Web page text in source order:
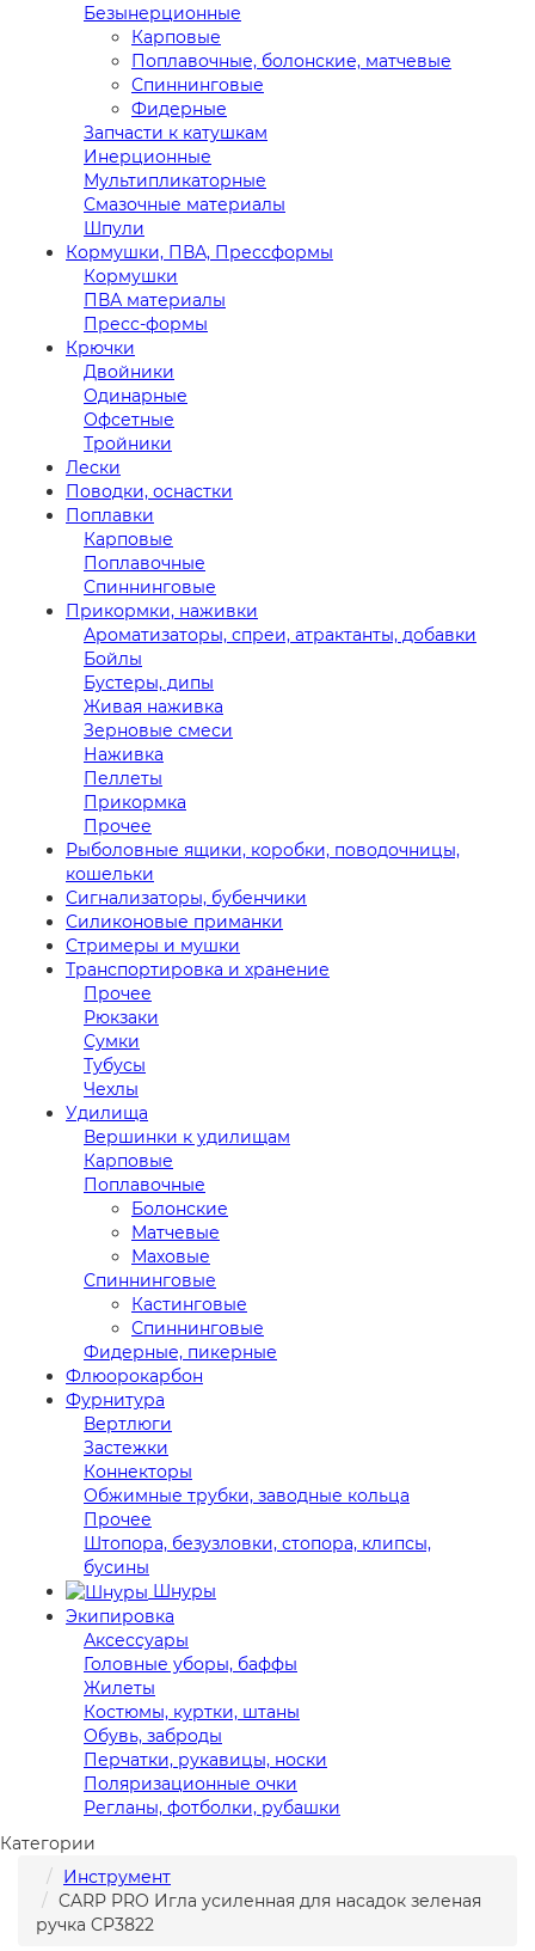
Безынерционные
Карповые
Поплавочные, болонские, матчевые
Спиннинговые
Фидерные
Запчасти к катушкам
Инерционные
Мультипликаторные
Смазочные материалы
Шпули
Кормушки, ПВА, Прессформы
Кормушки
ПВА материалы
Пресс-формы
Крючки
Двойники
Одинарные
Офсетные
Тройники
Лески
Поводки, оснастки
Поплавки
Карповые
Поплавочные
Спиннинговые
Прикормки, наживки
Ароматизаторы, спреи, атрактанты, добавки
Бойлы
Бустеры, дипы
Живая наживка
Зерновые смеси
Наживка
Пеллеты
Прикормка
Прочее
Рыболовные ящики, коробки, поводочницы,
кошельки
Сигнализаторы, бубенчики
Силиконовые приманки
Стримеры и мушки
Транспортировка и хранение
Прочее
Рюкзаки
Сумки
Тубусы
Чехлы
Удилища
Вершинки к удилищам
Карповые
Поплавочные
Болонские
Матчевые
Маховые
Спиннинговые
Кастинговые
Спиннинговые
Фидерные, пикерные
Флюорокарбон
Фурнитура
Вертлюги
Застежки
Коннекторы
Обжимные трубки, заводные кольца
Прочее
Штопора, безузловки, стопора, клипсы,
бусины
Шнуры
Экипировка
Аксессуары
Головные уборы, баффы
Жилеты
Костюмы, куртки, штаны
Обувь, заброды
Перчатки, рукавицы, носки
Поляризационные очки
Регланы, фотболки, рубашки
Категории
Инструмент
CARP PRO Игла усиленная для насадок зеленая
ручка CP3822